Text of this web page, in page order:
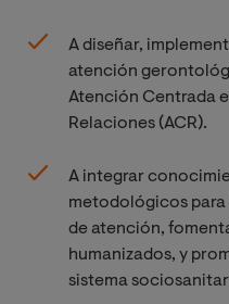
A diseñar,
atención
Atención Centrada
Relaciones (ACR).
A integrar
metodológicos
de atención,
humanizados, y
sistema